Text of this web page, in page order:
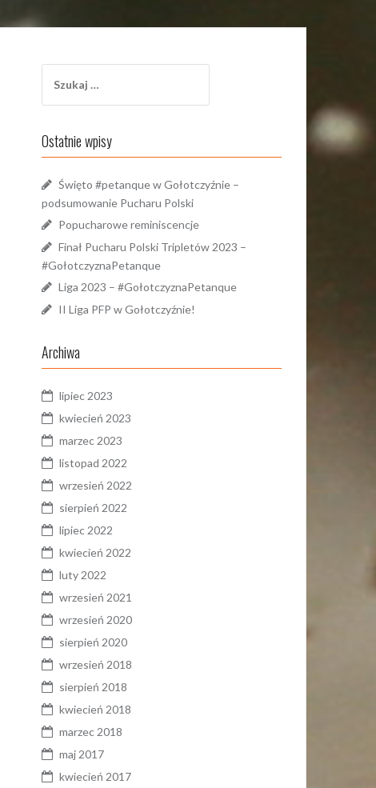
Ostatnie wpisy
Święto #petanque w Gołotczyźnie –
podsumowanie Pucharu Polski
Popucharowe reminiscencje
Finał Pucharu Polski Tripletów 2023 –
#GołotczyznaPetanque
Liga 2023 – #GołotczyznaPetanque
II Liga PFP w Gołotczyźnie!
Archiwa
lipiec 2023
kwiecień 2023
marzec 2023
listopad 2022
wrzesień 2022
sierpień 2022
lipiec 2022
kwiecień 2022
luty 2022
wrzesień 2021
wrzesień 2020
sierpień 2020
wrzesień 2018
sierpień 2018
kwiecień 2018
marzec 2018
maj 2017
kwiecień 2017